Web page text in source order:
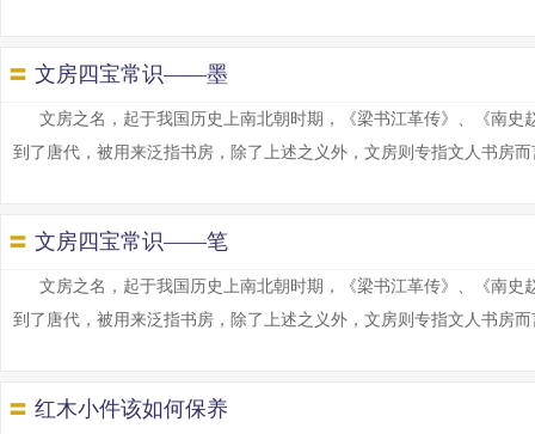
〓 文房四宝常识——墨
文房之名，起于我国历史上南北朝时期，《梁书江革传》、《南
到了唐代，被用来泛指书房，除了上述之义外，文房则专指文人书房
〓 文房四宝常识——笔
文房之名，起于我国历史上南北朝时期，《梁书江革传》、《南
到了唐代，被用来泛指书房，除了上述之义外，文房则专指文人书房
〓 红木小件该如何保养